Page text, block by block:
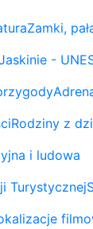
Zamki,
-
Rodziny z
i ludowa
Turystycznej